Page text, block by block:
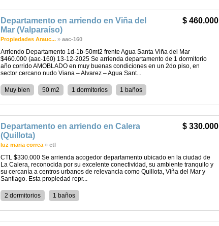
$ 460.000
Departamento en arriendo en Viña del
Mar (Valparaíso)
Propiedades Arauc... » aac-160
Arriendo Departamento 1d-1b-50mt2 frente Agua Santa Viña del Mar
$460.000 (aac-160) 13-12-2025 Se arrienda departamento de 1 dormitorio
año corrido AMOBLADO en muy buenas condiciones en un 2do piso, en
sector cercano nudo Viana – Alvarez – Agua Sant...
Muy bien 50 m2 1 dormitorios 1 baños
$ 330.000
Departamento en arriendo en Calera
(Quillota)
luz maria correa » ctl
CTL $330.000 Se arrienda acogedor departamento ubicado en la ciudad de
La Calera, reconocida por su excelente conectividad, su ambiente tranquilo y
su cercanía a centros urbanos de relevancia como Quillota, Viña del Mar y
Santiago. Esta propiedad repr...
2 dormitorios 1 baños